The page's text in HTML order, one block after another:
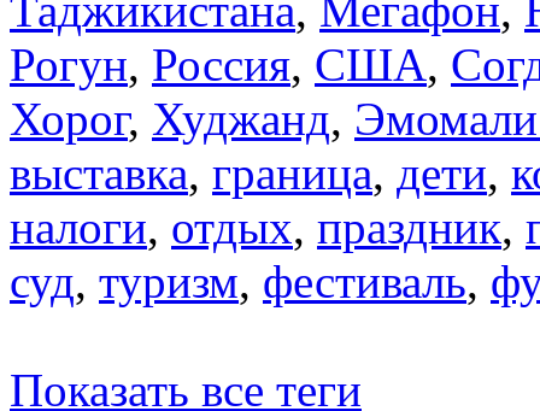
Таджикистана, Мегафон,
Рогун, Россия, США,
Хорог, Худжанд,
выставка, граница, дети,
налоги, отдых, праздник,
суд, туризм, фестиваль,
Показать все теги